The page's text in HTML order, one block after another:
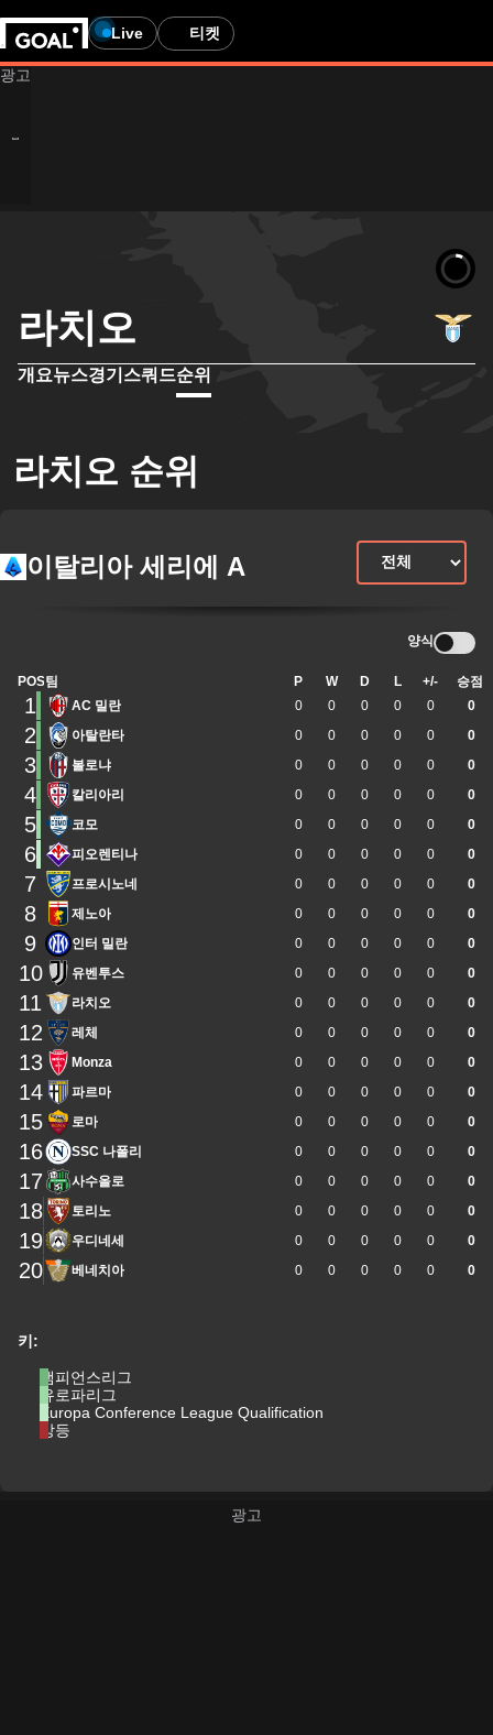
Live 티켓
라치오
개요뉴스경기 스쿼드순위
라치오 순위
이탈리아 세리에 A
양식
키:
챔피언스리그
유로파리그
Europa Conference League Qualification
강등
POS팀 P W D L +/- 승점
1 AC 밀란 0 0 0 0 0 0
2 아탈란타 0 0 0 0 0 0
3 볼로냐 0 0 0 0 0 0
4 칼리아리 0 0 0 0 0 0
5 코모 0 0 0 0 0 0
6 피오렌티나 0 0 0 0 0 0
7 프로시노네 0 0 0 0 0 0
8 제노아 0 0 0 0 0 0
9 인터 밀란 0 0 0 0 0 0
10 유벤투스 0 0 0 0 0 0
11 라치오 0 0 0 0 0 0
12 레체 0 0 0 0 0 0
13 Monza 0 0 0 0 0 0
14 파르마 0 0 0 0 0 0
15 로마 0 0 0 0 0 0
16 SSC 나폴리 0 0 0 0 0 0
17 사수올로 0 0 0 0 0 0
18 토리노 0 0 0 0 0 0
19 우디네세 0 0 0 0 0 0
20 베네치아 0 0 0 0 0 0